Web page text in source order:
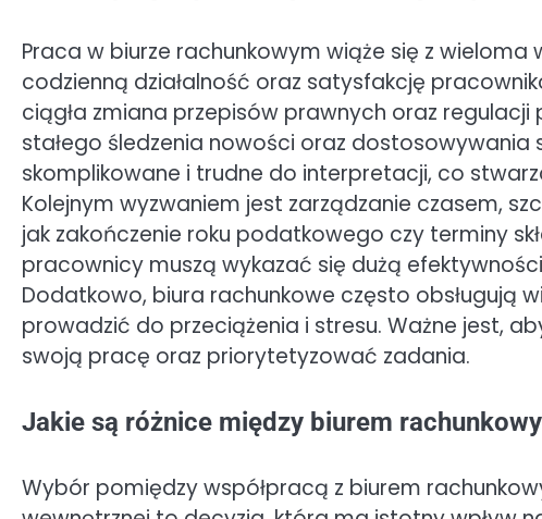
Praca w biurze rachunkowym wiąże się z
codzienną działalność oraz satysfakcję
ciągła zmiana przepisów prawnych oraz
stałego śledzenia nowości oraz dostosowywania
skomplikowane i trudne do interpretacji, co
Kolejnym wyzwaniem jest zarządzanie czasem,
jak zakończenie roku podatkowego czy terminy
pracownicy muszą wykazać się dużą
Dodatkowo, biura rachunkowe często obsługują
prowadzić do przeciążenia i stresu. Ważne jest,
swoją pracę oraz priorytetyzować zadania.
Jakie są różnice między biurem
Wybór pomiędzy współpracą z biurem